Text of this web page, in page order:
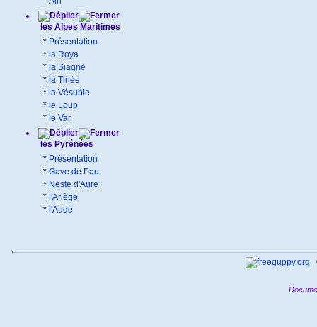
les Alpes Maritimes
* Présentation
* la Roya
* la Siagne
* la Tinée
* la Vésubie
* le Loup
* le Var
les Pyrénées
* Présentation
* Gave de Pau
* Neste d'Aure
* l'Ariège
* l'Aude